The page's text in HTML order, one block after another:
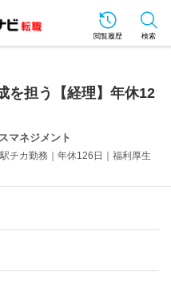
閲覧履歴 検索
を担う【経理】年休12
マネジメント
チカ勤務｜年休126日｜福利厚生